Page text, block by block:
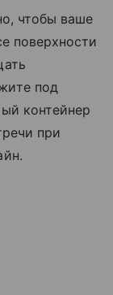
чтобы ваше
поверхности
под
контейнер
при